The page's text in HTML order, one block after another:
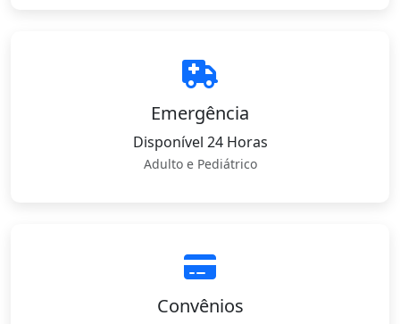
Emergência
Disponível 24 Horas
Adulto e Pediátrico
Convênios